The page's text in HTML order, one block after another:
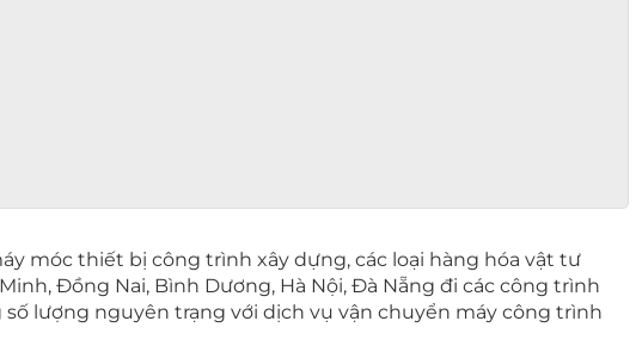
móc thiết bị công trình xây dựng, các loại hàng hóa vật tư
Đồng Nai, Bình Dương, Hà Nội, Đà Nẵng đi các công trình
lượng nguyên trạng với dịch vụ vận chuyển máy công trình